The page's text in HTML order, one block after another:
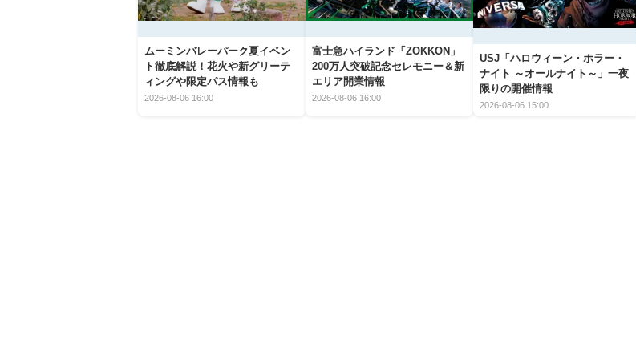
ムーミンバレーパーク夏イベン
ト徹底解説！花火や新グリーテ
ィングや限定パス情報も
2026-08-06 16:00
富士急ハイランド「ZOKKON」
200万人突破記念セレモニー＆新
エリア開業情報
2026-08-06 16:00
USJ「ハロウィーン・ホラー・
ナイト ～オールナイト～」一夜
限りの開催情報
2026-08-06 15:00